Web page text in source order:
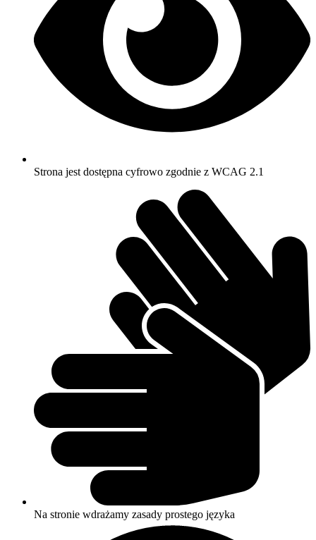
Strona jest dostępna cyfrowo zgodnie z WCAG 2.1
Na stronie wdrażamy zasady prostego języka